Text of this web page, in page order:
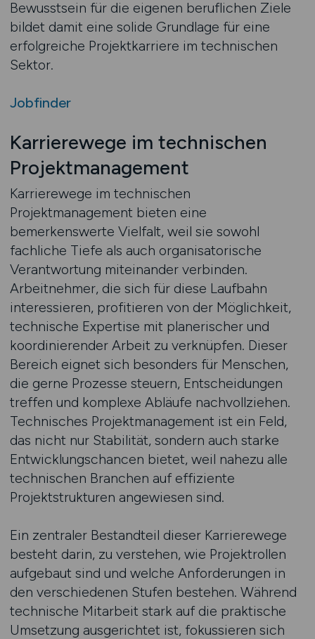
Bewusstsein für die eigenen beruflichen Ziele
bildet damit eine solide Grundlage für eine
erfolgreiche Projektkarriere im technischen
Sektor.
Jobfinder
Karrierewege im technischen
Projektmanagement
Karrierewege im technischen
Projektmanagement bieten eine
bemerkenswerte Vielfalt, weil sie sowohl
fachliche Tiefe als auch organisatorische
Verantwortung miteinander verbinden.
Arbeitnehmer, die sich für diese Laufbahn
interessieren, profitieren von der Möglichkeit,
technische Expertise mit planerischer und
koordinierender Arbeit zu verknüpfen. Dieser
Bereich eignet sich besonders für Menschen,
die gerne Prozesse steuern, Entscheidungen
treffen und komplexe Abläufe nachvollziehen.
Technisches Projektmanagement ist ein Feld,
das nicht nur Stabilität, sondern auch starke
Entwicklungschancen bietet, weil nahezu alle
technischen Branchen auf effiziente
Projektstrukturen angewiesen sind.
Ein zentraler Bestandteil dieser Karrierewege
besteht darin, zu verstehen, wie Projektrollen
aufgebaut sind und welche Anforderungen in
den verschiedenen Stufen bestehen. Während
technische Mitarbeit stark auf die praktische
Umsetzung ausgerichtet ist, fokussieren sich